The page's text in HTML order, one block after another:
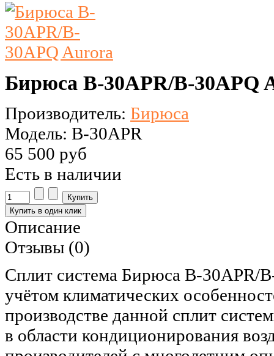
Бирюса B-30APR/B-30APQ
Производитель: Бирюса
Модель: B-30APR
65 500 руб
Есть в наличии
Описание
Отзывы (0)
Сплит система Бирюса B-30APR/
учётом климатических
производстве данной сплит
в области кондиционирования